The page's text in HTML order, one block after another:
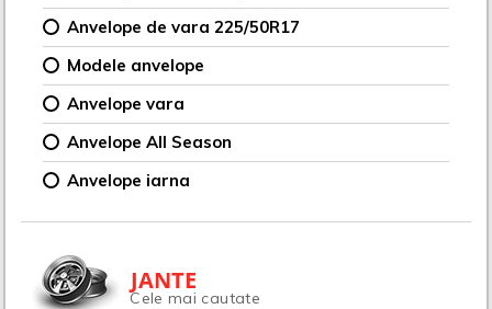
Anvelope de vara 225/50R17
Modele anvelope
Anvelope vara
Anvelope All Season
Anvelope iarna
JANTE
Cele mai cautate